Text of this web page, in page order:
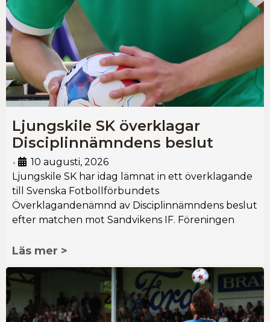
Ljungskile SK överklagar
Disciplinnämndens beslut
•
10 augusti, 2026
Ljungskile SK har idag lämnat in ett överklagande
till Svenska Fotbollförbundets
Överklagandenämnd av Disciplinnämndens beslut
efter matchen mot Sandvikens IF. Föreningen
Läs mer >